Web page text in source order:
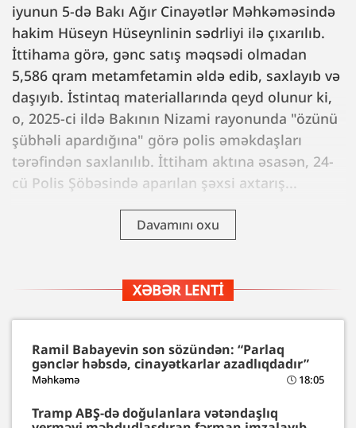
iyunun 5-də Bakı Ağır Cinayətlər Məhkəməsində
hakim Hüseyn Hüseynlinin sədrliyi ilə çıxarılıb.
İttihama görə, gənc satış məqsədi olmadan
5,586 qram metamfetamin əldə edib, saxlayıb və
daşıyıb. İstintaq materiallarında qeyd olunur ki,
o, 2025-ci ildə Bakının Nizami rayonunda "özünü
şübhəli apardığına" görə polis əməkdaşları
tərəfindən saxlanılıb. İttiham aktına əsasən, 24-
cü Polis Şöbəsində aparılan şəxsi axtarış...
Davamını oxu
XƏBƏR LENTI
Ramil Babayevin son sözündən: “Parlaq
gənclər həbsdə, cinayətkarlar azadlıqdadır”
Məhkəmə 18:05
Tramp ABŞ-də doğulanlara vətəndaşlıq